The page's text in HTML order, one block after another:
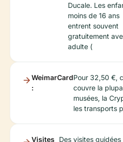
Ducale. Les
moins de 16 ans
entrent souvent
gratuitement
adulte (
WeimarCard
:
Pour 32,50 €,
couvre la
musées, la
les transports
Visites
Des visites guidées